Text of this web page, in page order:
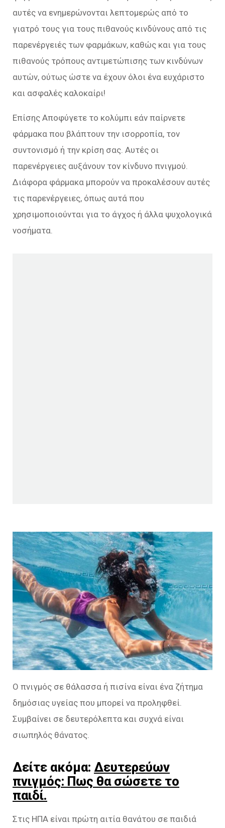
αυτές να ενημερώνονται λεπτομερώς από το
γιατρό τους για τους πιθανούς κινδύνους από τις
παρενέργειές των φαρμάκων, καθώς και για τους
πιθανούς τρόπους αντιμετώπισης των κινδύνων
αυτών, ούτως ώστε να έχουν όλοι ένα ευχάριστο
και ασφαλές καλοκαίρι!
Επίσης Αποφύγετε το κολύμπι εάν παίρνετε
φάρμακα που βλάπτουν την ισορροπία, τον
συντονισμό ή την κρίση σας. Αυτές οι
παρενέργειες αυξάνουν τον κίνδυνο πνιγμού.
Διάφορα φάρμακα μπορούν να προκαλέσουν αυτές
τις παρενέργειες, όπως αυτά που
χρησιμοποιούνται για το άγχος ή άλλα ψυχολογικά
νοσήματα.
Ο πνιγμός σε θάλασσα ή πισίνα είναι ένα ζήτημα
δημόσιας υγείας που μπορεί να προληφθεί.
Συμβαίνει σε δευτερόλεπτα και συχνά είναι
σιωπηλός θάνατος.
Δείτε ακόμα: Δευτερεύων
πνιγμός: Πως θα σώσετε το
παιδί.
Στις ΗΠΑ είναι πρώτη αιτία θανάτου σε παιδιά